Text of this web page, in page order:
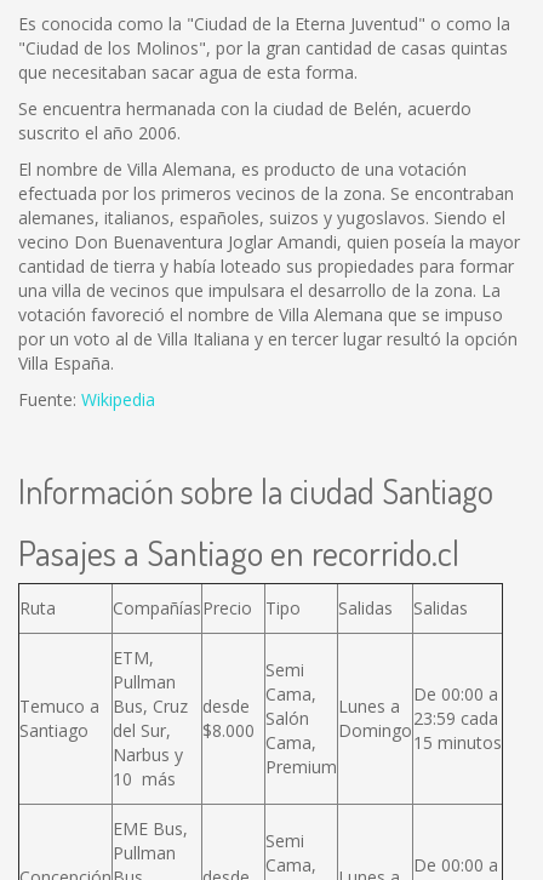
Es conocida como la "Ciudad de la Eterna Juventud" o como la
"Ciudad de los Molinos", por la gran cantidad de casas quintas
que necesitaban sacar agua de esta forma.
Se encuentra hermanada con la ciudad de Belén, acuerdo
suscrito el año 2006.
El nombre de Villa Alemana, es producto de una votación
efectuada por los primeros vecinos de la zona. Se encontraban
alemanes, italianos, españoles, suizos y yugoslavos. Siendo el
vecino Don Buenaventura Joglar Amandi, quien poseía la mayor
cantidad de tierra y había loteado sus propiedades para formar
una villa de vecinos que impulsara el desarrollo de la zona. La
votación favoreció el nombre de Villa Alemana que se impuso
por un voto al de Villa Italiana y en tercer lugar resultó la opción
Villa España.
Fuente: Wikipedia
Información sobre la ciudad Santiago
Pasajes a Santiago en recorrido.cl
Ruta CompañíasPrecio Tipo Salidas Salidas
Temuco a
Santiago
ETM,
Pullman
Bus, Cruz
del Sur,
Narbus y
10 más
desde
$8.000
Semi
Cama,
Salón
Cama,
Premium
Lunes a
Domingo
De 00:00 a
23:59 cada
15 minutos
EME Bus,
Pullman
Semi
Cama,
De 00:00 a